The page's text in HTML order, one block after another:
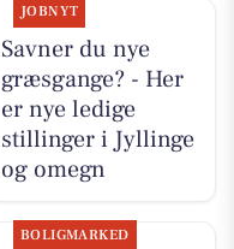
JOBNYT
Savner du nye
græsgange? - Her
er nye ledige
stillinger i Jyllinge
og omegn
BOLIGMARKED